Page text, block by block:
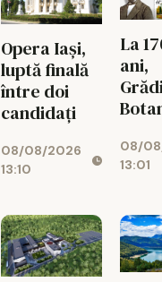
Opera Iași,
luptă finală
între doi
candidați
08/08/2026
13:10
La
ani,
08/
13:01